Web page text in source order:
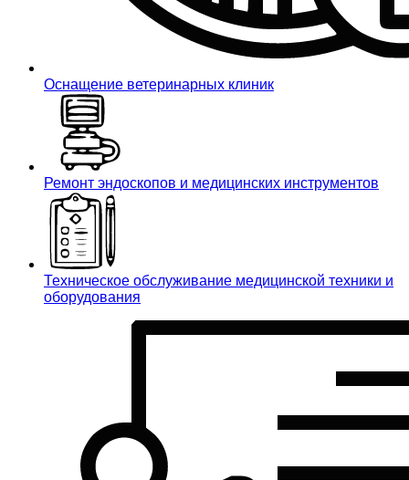
Оснащение ветеринарных клиник
Ремонт эндоскопов и медицинских инструментов
Техническое обслуживание медицинской техники и
оборудования